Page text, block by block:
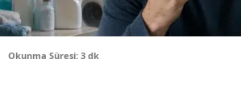
Okunma Süresi: 3 dk